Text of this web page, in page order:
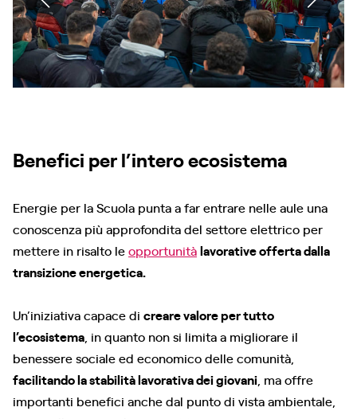
Benefici per l’intero ecosistema
Energie per la Scuola punta a far entrare nelle aule una
conoscenza più approfondita del settore elettrico per
mettere in risalto leopportunitàlavorative offerta dalla
transizione energetica.
Un’iniziativa capace di creare valore per tutto
l’ecosistema , in quanto non si limita a migliorare il
benessere sociale ed economico delle comunità,
facilitando la stabilità lavorativa dei giovani , ma offre
importanti benefici anche dal punto di vista ambientale,